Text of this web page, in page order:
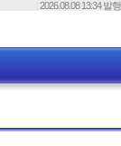
2026.08.08 13:34 발행